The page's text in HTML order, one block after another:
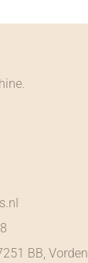
BB, Vorden